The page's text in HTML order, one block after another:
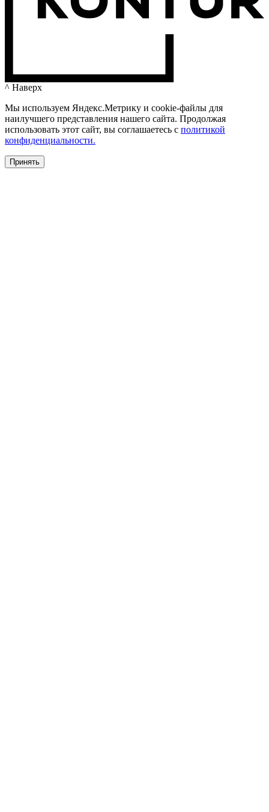
^ Наверх
Мы используем Яндекс.Метрику и cookie-файлы для
наилучшего представления нашего сайта. Продолжая
использовать этот сайт, вы соглашаетесь c политикой
конфиденциальности.
Принять